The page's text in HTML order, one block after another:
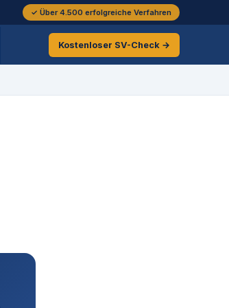
✓ Über 4.500 erfolgreiche Verfahren
Kostenloser SV-Check →